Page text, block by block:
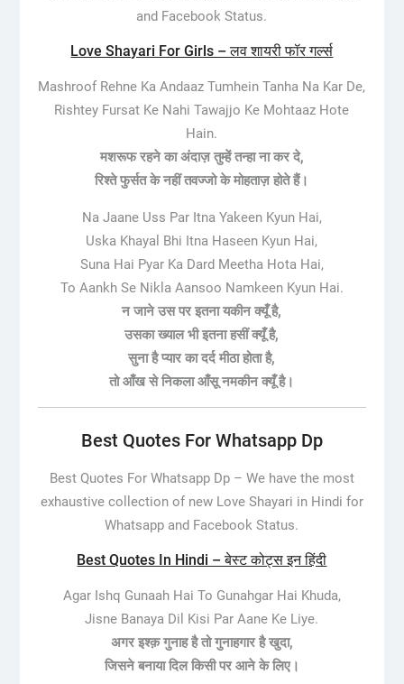
and Facebook Status.
Love Shayari For Girls – लव शायरी फॉर गर्ल्स
Mashroof Rehne Ka Andaaz Tumhein Tanha Na Kar De,
Rishtey Fursat Ke Nahi Tawajjo Ke Mohtaaz Hote
Hain.
मशरूफ रहने का अंदाज़ तुम्हें तन्हा ना कर दे,
रिश्ते फुर्सत के नहीं तवज्जो के मोहताज़ होते हैं।
Na Jaane Uss Par Itna Yakeen Kyun Hai,
Uska Khayal Bhi Itna Haseen Kyun Hai,
Suna Hai Pyar Ka Dard Meetha Hota Hai,
To Aankh Se Nikla Aansoo Namkeen Kyun Hai.
न जाने उस पर इतना यकीन क्यूँ है,
उसका ख्याल भी इतना हसीं क्यूँ है,
सुना है प्यार का दर्द मीठा होता है,
तो आँख से निकला आँसू नमकीन क्यूँ है।
Best Quotes For Whatsapp Dp
Best Quotes For Whatsapp Dp – We have the most
exhaustive collection of new Love Shayari in Hindi for
Whatsapp and Facebook Status.
Best Quotes In Hindi – बेस्ट कोट्स इन हिंदी
Agar Ishq Gunaah Hai To Gunahgar Hai Khuda,
Jisne Banaya Dil Kisi Par Aane Ke Liye.
अगर इश्क़ गुनाह है तो गुनाहगार है खुदा,
जिसने बनाया दिल किसी पर आने के लिए।